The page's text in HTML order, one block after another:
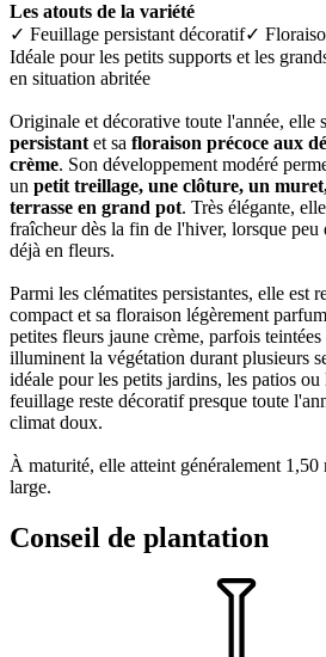
Les atouts de la variété
✓ Feuillage persistant décoratif✓
Idéale pour les petits supports et les
en situation abritée
Originale et décorative toute l'année, elle
persistant et sa floraison précoce aux
crème. Son développement modéré
un petit treillage, une clôture, un
terrasse en grand pot. Très élégante,
fraîcheur dès la fin de l'hiver, lorsque peu
déjà en fleurs.
Parmi les clématites persistantes, elle est
compact et sa floraison légèrement
petites fleurs jaune crème, parfois
illuminent la végétation durant plusieurs
idéale pour les petits jardins, les patios ou
feuillage reste décoratif presque toute
climat doux.
À maturité, elle atteint généralement
large.
Conseil de plantation